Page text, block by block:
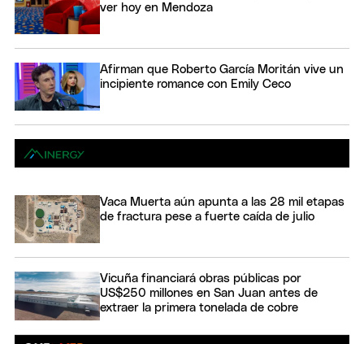
ver hoy en Mendoza
Afirman que Roberto García Moritán vive un
incipiente romance con Emily Ceco
Vaca Muerta aún apunta a las 28 mil etapas
de fractura pese a fuerte caída de julio
Vicuña financiará obras públicas por
US$250 millones en San Juan antes de
extraer la primera tonelada de cobre